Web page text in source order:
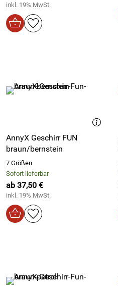
inkl. 19% MwSt.
AnnyX Geschirr FUN
braun/bernstein
7 Größen
Sofort lieferbar
ab 37,50 €
inkl. 19% MwSt.